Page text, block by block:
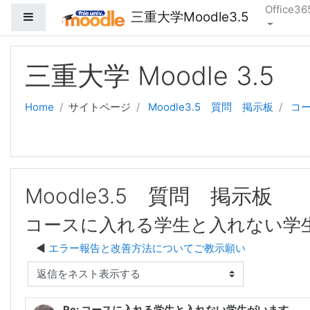
サイドパネル 三重大学Moodle3.5
三重大学 Moodle 3.5
Home サイトページ Moodle3.5 質問 掲示板 コ
Moodle3.5 質問 掲示板
コースに入れる学生と入れない学
エラー報告と改善方法についてご教示願い
表示モード